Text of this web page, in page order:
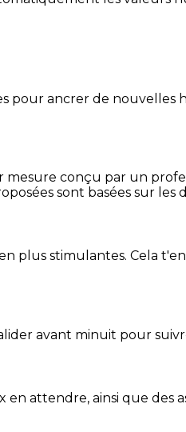
pour ancrer de
conçu par un
sont basées sur
plus stimulantes. Cela
avant minuit pour
attendre, ainsi que